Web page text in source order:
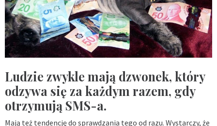
Ludzie zwykle mają dzwonek, który
odzywa się za każdym razem, gdy
otrzymują SMS-a.
Mają też tendencję do sprawdzania tego od razu. Wystarczy, że